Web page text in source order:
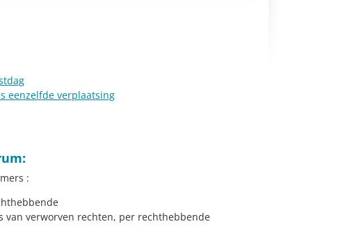
eenzelfde verplaatsing
:
van verworven rechten, per rechthebbende